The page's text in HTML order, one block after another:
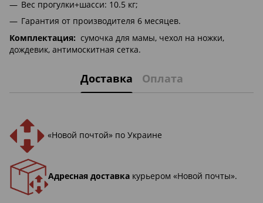
Вес прогулки+шасси: 10.5 кг;
Гарантия от производителя 6 месяцев.
Комплектация: сумочка для мамы, чехол на ножки,
дождевик, антимоскитная сетка.
Доставка Оплата
«Новой почтой» по Украине
Адресная доставка курьером «Новой почты».